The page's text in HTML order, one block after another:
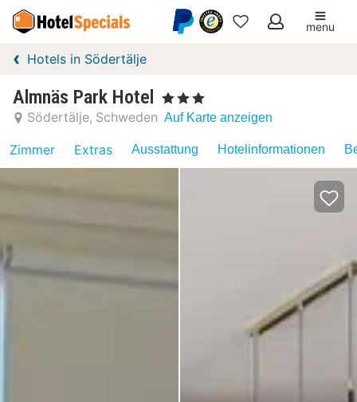
Meine
menu
Hotels in Södertälje
Almnäs Park Hotel , 3 Sterne
Södertälje Schweden Auf Karte anzeigen
Zimmer Extras Ausstattung Hotelinformationen